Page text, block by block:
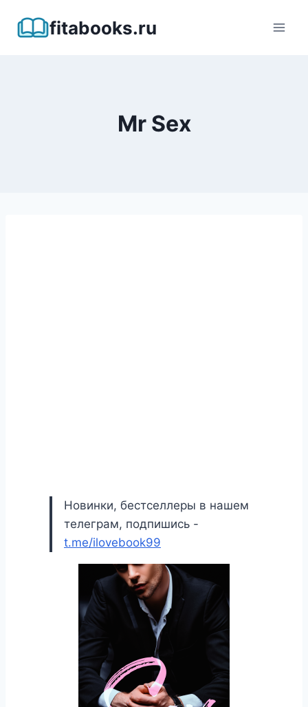
fitabooks.ru
Mr Sex
Новинки, бестселлеры в нашем
телеграм, подпишись -
t.me/ilovebook99